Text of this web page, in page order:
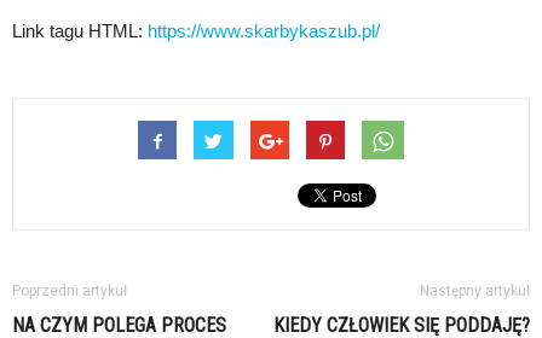
Link tagu HTML: https://www.skarbykaszub.pl/
Poprzedni artykuł
NA CZYM POLEGA PROCES
Następny artykuł
KIEDY CZŁOWIEK SIĘ PODDAJĘ?